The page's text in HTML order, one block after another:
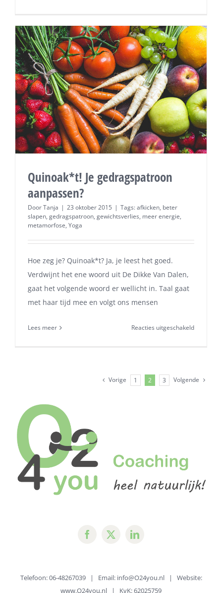
het
bos
Quinoak*t! Je gedragspatroon
aanpassen?
DoorTanja | 23 oktober 2015 | Tags:afkicken, beter
slapen, gedragspatroon, gewichtsverlies, meer energie,
metamorfose, Yoga
Hoe zeg je? Quinoak*t? Ja, je leest het goed.
Verdwijnt het ene woord uit De Dikke Van Dalen,
gaat het volgende woord er wellicht in. Taal gaat
met haar tijd mee en volgt ons mensen
Lees meer Reacties uitgeschakeldvoor
Vorige 1 2 3 Volgende
Telefoon: 06-48267039 | Email: info@O24you.nl| Website:
www.O24you.nl | KvK: 62025759